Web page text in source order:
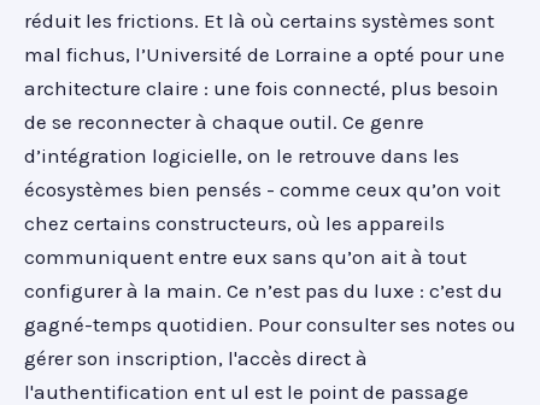
réduit les frictions. Et là où certains systèmes sont
mal fichus, l’Université de Lorraine a opté pour une
architecture claire : une fois connecté, plus besoin
de se reconnecter à chaque outil. Ce genre
d’intégration logicielle, on le retrouve dans les
écosystèmes bien pensés - comme ceux qu’on voit
chez certains constructeurs, où les appareils
communiquent entre eux sans qu’on ait à tout
configurer à la main. Ce n’est pas du luxe : c’est du
gagné-temps quotidien. Pour consulter ses notes ou
gérer son inscription, l'accès direct à
l'authentification ent ul est le point de passage